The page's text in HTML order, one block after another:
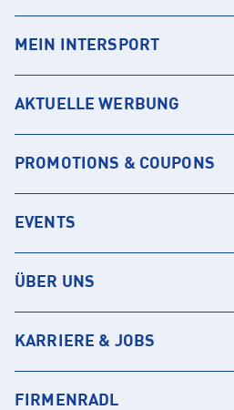
MEIN INTERSPORT
AKTUELLE WERBUNG
PROMOTIONS & COUPONS
EVENTS
ÜBER UNS
KARRIERE & JOBS
FIRMENRADL